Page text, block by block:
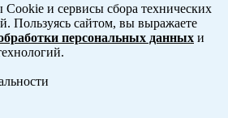
и сервисы сбора технических
Пользуясь сайтом, вы выражаете
персональных данных и